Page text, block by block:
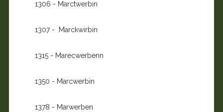
1306 - Marctwerbin
1307 - Marckwirbin
1315 - Marecwerbenn
1350 - Marcwerbin
1378 - Marwerben